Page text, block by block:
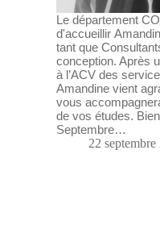
Le département
d'accueillir
tant que
conception. Après
à l’ACV des
Amandine vient
vous
de vos études.
Septembre…
22 septembre